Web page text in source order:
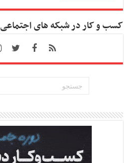
کسب و کار در شبکه های اجتماعی